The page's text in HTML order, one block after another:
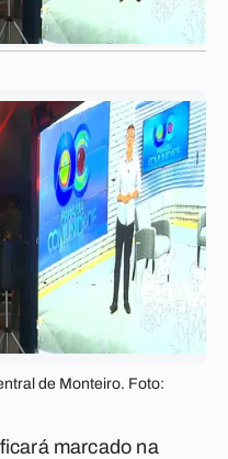
de Monteiro. Foto:
marcado na